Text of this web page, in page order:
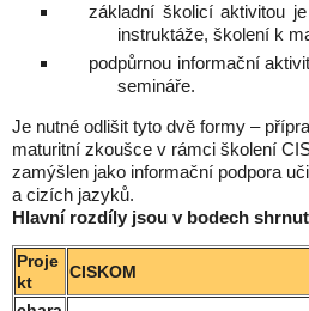
základní školicí aktivitou
instruktáže, školení k
podpůrnou informační
semináře.
Je nutné odlišit tyto dvě formy –
maturitní zkoušce v rámci školení
zamýšlen jako informační podpora
a cizích jazyků.
Hlavní rozdíly jsou v bodech
Proje
kt
CISKOM